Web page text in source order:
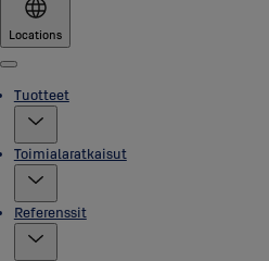
Locations
Menu
Tuotteet
Toimialaratkaisut
Referenssit